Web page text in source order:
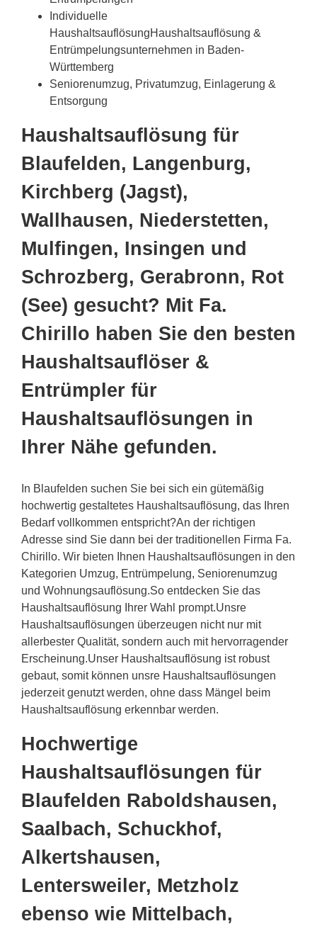
Individuelle
HaushaltsauflösungHaushaltsauflösung &
Entrümpelungsunternehmen in Baden-
Württemberg
Seniorenumzug, Privatumzug, Einlagerung &
Entsorgung
Haushaltsauflösung für
Blaufelden, Langenburg,
Kirchberg (Jagst),
Wallhausen, Niederstetten,
Mulfingen, Insingen und
Schrozberg, Gerabronn, Rot
(See) gesucht? Mit Fa.
Chirillo haben Sie den besten
Haushaltsauflöser &
Entrümpler für
Haushaltsauflösungen in
Ihrer Nähe gefunden.
In Blaufelden suchen Sie bei sich ein gütemäßig
hochwertig gestaltetes Haushaltsauflösung, das Ihren
Bedarf vollkommen entspricht?An der richtigen
Adresse sind Sie dann bei der traditionellen Firma Fa.
Chirillo. Wir bieten Ihnen Haushaltsauflösungen in den
Kategorien Umzug, Entrümpelung, Seniorenumzug
und Wohnungsauflösung.So entdecken Sie das
Haushaltsauflösung Ihrer Wahl prompt.Unsre
Haushaltsauflösungen überzeugen nicht nur mit
allerbester Qualität, sondern auch mit hervorragender
Erscheinung.Unser Haushaltsauflösung ist robust
gebaut, somit können unsre Haushaltsauflösungen
jederzeit genutzt werden, ohne dass Mängel beim
Haushaltsauflösung erkennbar werden.
Hochwertige
Haushaltsauflösungen für
Blaufelden Raboldshausen,
Saalbach, Schuckhof,
Alkertshausen,
Lentersweiler, Metzholz
ebenso wie Mittelbach,